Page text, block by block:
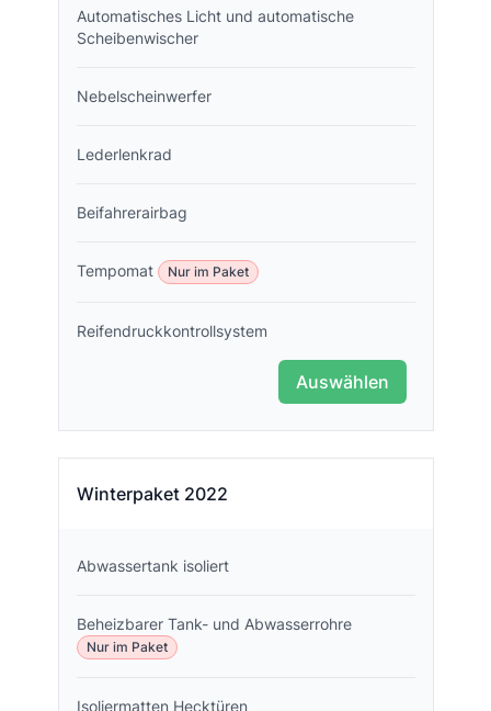
Automatisches Licht und automatische
Scheibenwischer
Nebelscheinwerfer
Lederlenkrad
Beifahrerairbag
Tempomat Nur im Paket
Reifendruckkontrollsystem
Auswählen
Winterpaket 2022
Abwassertank isoliert
Beheizbarer Tank- und Abwasserrohre
Nur im Paket
Isoliermatten Hecktüren